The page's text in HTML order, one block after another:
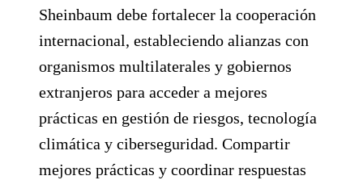
Sheinbaum debe fortalecer la cooperación
internacional, estableciendo alianzas con
organismos multilaterales y gobiernos
extranjeros para acceder a mejores
prácticas en gestión de riesgos, tecnología
climática y ciberseguridad. Compartir
mejores prácticas y coordinar respuestas